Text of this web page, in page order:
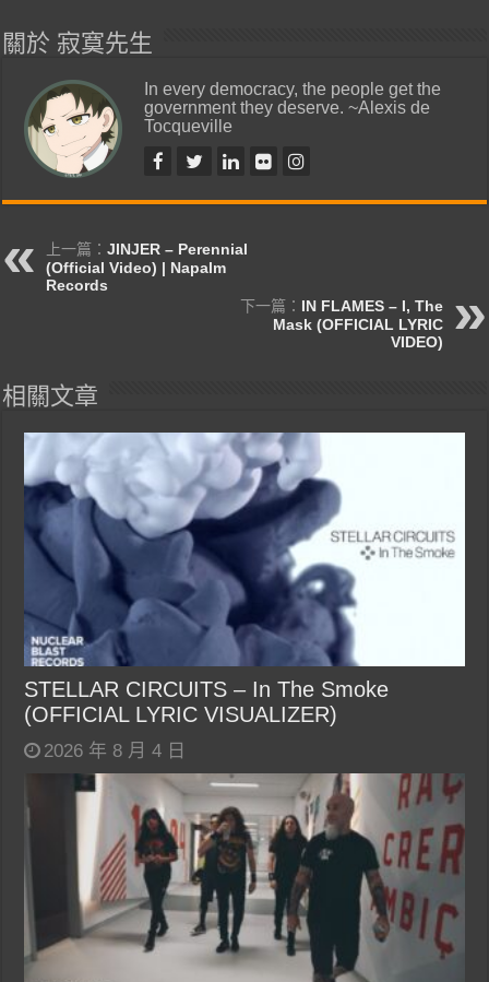
關於 寂寞先生
In every democracy, the people get the
government they deserve. ~Alexis de
Tocqueville
上一篇：JINJER – Perennial
(Official Video) | Napalm
Records
下一篇： IN FLAMES – I, The
Mask (OFFICIAL LYRIC
VIDEO)
相關文章
STELLAR CIRCUITS – In The Smoke
(OFFICIAL LYRIC VISUALIZER)
2026 年 8 月 4 日